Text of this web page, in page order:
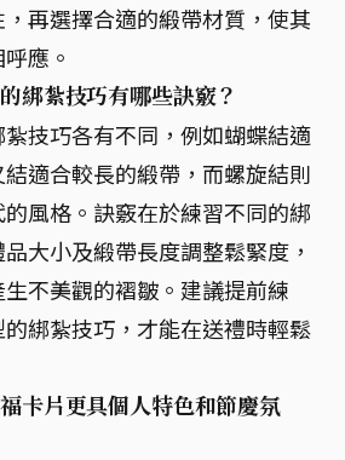
再選擇合適的緞帶材質，使其
應。
綁紮技巧有哪些訣竅？
技巧各有不同，例如蝴蝶結適
適合較長的緞帶，而螺旋結則
風格。訣竅在於練習不同的綁
大小及緞帶長度調整鬆緊度，
不美觀的褶皺。建議提前練
綁紮技巧，才能在送禮時輕鬆
卡片更具個人特色和節慶氛